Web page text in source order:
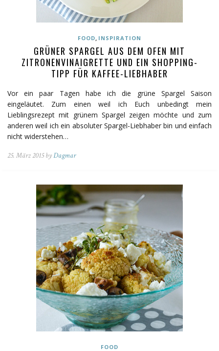
FOOD, INSPIRATION
GRÜNER SPARGEL AUS DEM OFEN MIT
ZITRONENVINAIGRETTE UND EIN SHOPPING-
TIPP FÜR KAFFEE-LIEBHABER
Vor ein paar Tagen habe ich die grüne Spargel Saison
eingeläutet. Zum einen weil ich Euch unbedingt mein
Lieblingsrezept mit grünem Spargel zeigen möchte und zum
anderen weil ich ein absoluter Spargel-Liebhaber bin und einfach
nicht widerstehen…
25. März 2015 byDagmar
FOOD